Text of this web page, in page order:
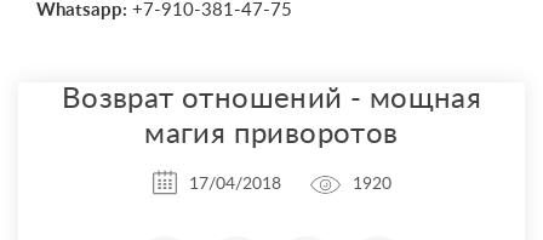
Whatsapp: +7-910-381-47-75
Возврат отношений - мощная
магия приворотов
17/04/2018 1920